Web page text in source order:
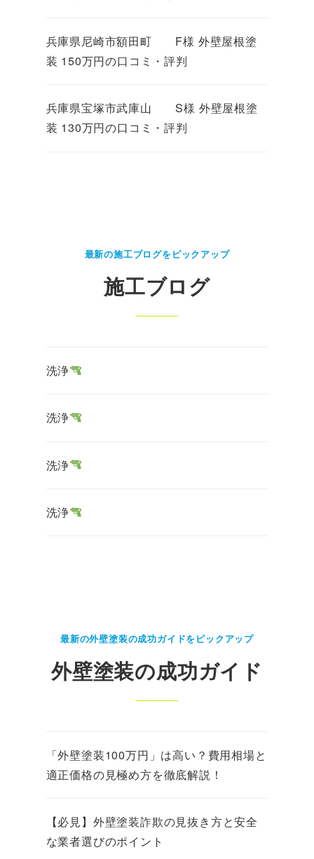
兵庫県尼崎市額田町 F様 外壁屋根塗
装 150万円の口コミ・評判
兵庫県宝塚市武庫山 S様 外壁屋根塗
装 130万円の口コミ・評判
最新の施工ブログをピックアップ
施工ブログ
洗浄
洗浄
洗浄
洗浄
最新の外壁塗装の成功ガイドをピックアップ
外壁塗装の成功ガイド
「外壁塗装100万円」は高い？費用相場と
適正価格の見極め方を徹底解説！
【必見】外壁塗装詐欺の見抜き方と安全
な業者選びのポイント